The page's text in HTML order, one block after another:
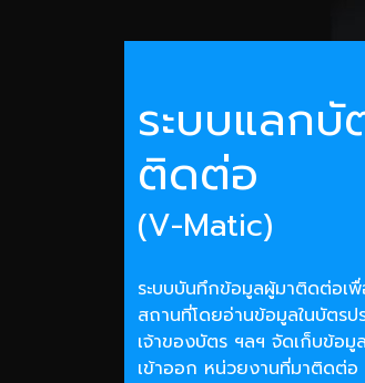
ระบบแลกบั
ติดต่อ
(V-Matic)
ระบบบันทึกข้อมูลผู้มาติดต่อเ
สถานที่โดยอ่านข้อมูลในบัตร
เจ้าของบัตร ฯลฯ จัดเก็บข้อมู
เข้าออก หน่วยงานที่มาติดต่อ